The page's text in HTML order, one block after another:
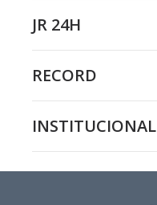
JR 24H
RECORD
INSTITUCIONAL